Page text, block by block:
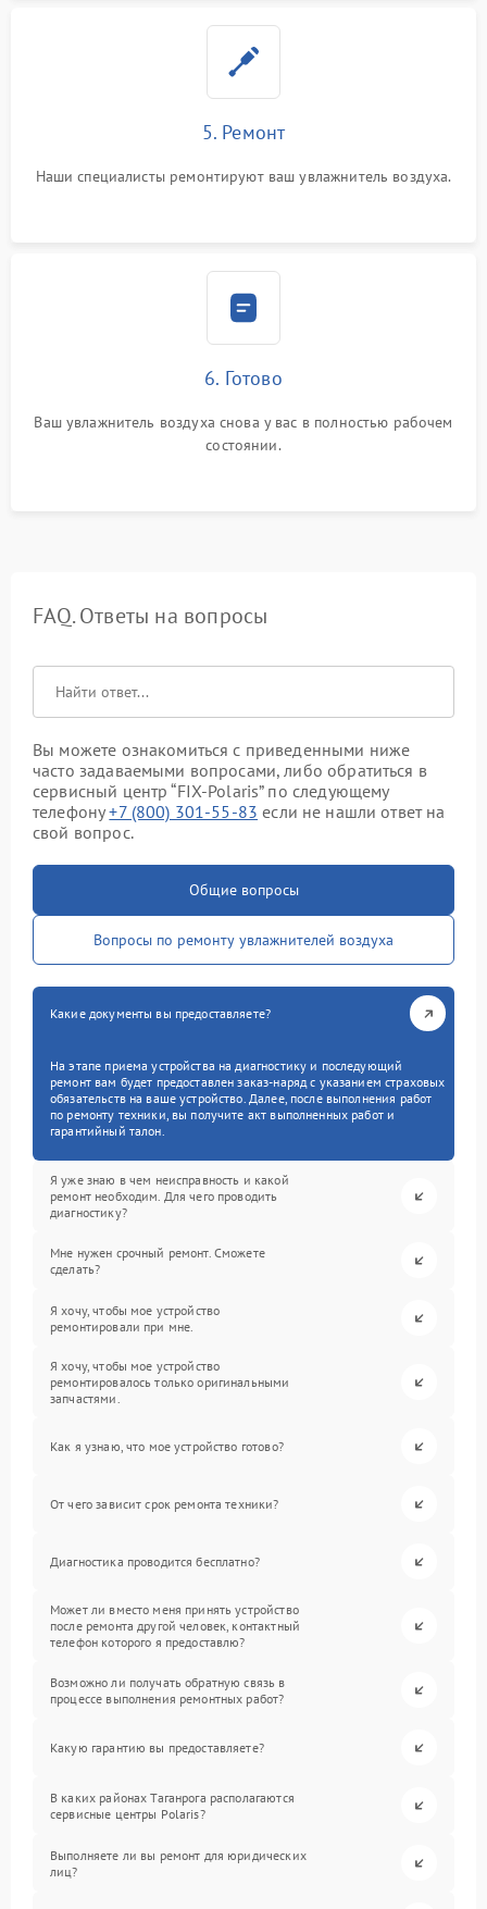
5. Ремонт
Наши специалисты ремонтируют ваш увлажнитель воздуха.
6. Готово
Ваш увлажнитель воздуха снова у вас в полностью рабочем
состоянии.
FAQ. Ответы на вопросы
Вы можете ознакомиться с приведенными ниже
часто задаваемыми вопросами, либо обратиться в
сервисный центр “FIX-Polaris” по следующему
телефону+7 (800) 301-55-83 если не нашли ответ на
свой вопрос.
Общие вопросы
Вопросы по ремонту увлажнителей воздуха
Какие документы вы предоставляете?
На этапе приема устройства на диагностику и последующий
ремонт вам будет предоставлен заказ-наряд с указанием страховых
обязательств на ваше устройство. Далее, после выполнения работ
по ремонту техники, вы получите акт выполненных работ и
гарантийный талон.
Я уже знаю в чем неисправность и какой
ремонт необходим. Для чего проводить
диагностику?
Мне нужен срочный ремонт. Сможете
сделать?
Я хочу, чтобы мое устройство
ремонтировали при мне.
Я хочу, чтобы мое устройство
ремонтировалось только оригинальными
запчастями.
Как я узнаю, что мое устройство готово?
От чего зависит срок ремонта техники?
Диагностика проводится бесплатно?
Может ли вместо меня принять устройство
после ремонта другой человек, контактный
телефон которого я предоставлю?
Возможно ли получать обратную связь в
процессе выполнения ремонтных работ?
Какую гарантию вы предоставляете?
В каких районах Таганрога располагаются
сервисные центры Polaris?
Выполняете ли вы ремонт для юридических
лиц?